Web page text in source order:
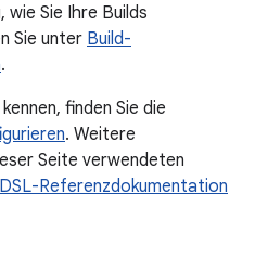
Sie Ihre Builds
Sie unter Build-
.
finden Sie die
. Weitere
Seite verwendeten
DSL-Referenzdokumentation